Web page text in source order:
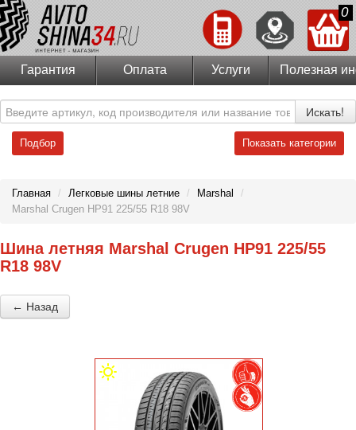
0
Гарантия Оплата Услуги Полезная
Искать!
Подбор Показать категории
Главная / Легковые шины летние / Marshal
/
Marshal Crugen HP91 225/55 R18 98V
Шина летняя Marshal Crugen HP91 225/55
R18 98V
← Назад